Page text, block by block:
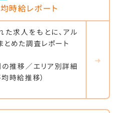
時給レポート
た求人をもとに、アル
めた調査レポート
推移／エリア別詳細
時給推移）